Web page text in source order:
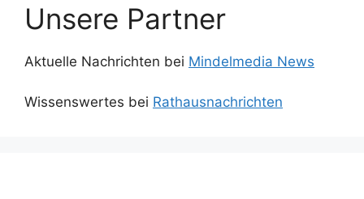
Unsere Partner
Aktuelle Nachrichten bei Mindelmedia News
Wissenswertes bei Rathausnachrichten